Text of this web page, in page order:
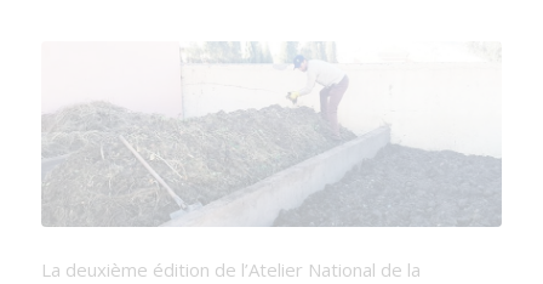
La deuxième édition de l’Atelier National de la